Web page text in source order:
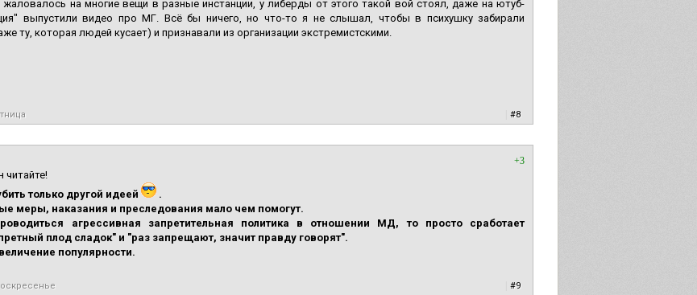
жаловалось на многие вещи в разные инстанции, у либерды от этого такой вой стоял, даже на ютуб-
выпустили видео про МГ. Всё бы ничего, но что-то я не слышал, чтобы в психушку забирали
ту, которая людей кусает) и признавали из организации экстремистскими.
#8
+3
читайте!
только другой идеей
.
меры, наказания и преследования мало чем помогут.
агрессивная запретительная политика в отношении МД, то просто сработает
плод сладок" и "раз запрещают, значит правду говорят".
популярности.
#9